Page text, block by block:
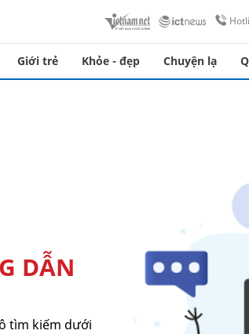
Giới trẻ Khỏe - đẹp Chuyện lạ
DẪN
tìm kiếm dưới